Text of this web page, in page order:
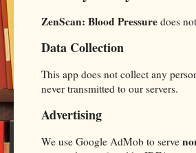
ZenScan: Blood Pressure does
Data Collection
This app does not collect any
never transmitted to our servers.
Advertising
We use Google AdMob to serve